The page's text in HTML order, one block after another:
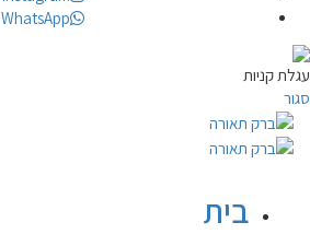
WhatsApp
עגלת קניות
סגור
בית